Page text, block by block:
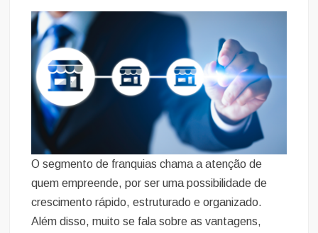
O segmento de franquias chama a atenção de
quem empreende, por ser uma possibilidade de
crescimento rápido, estruturado e organizado.
Além disso, muito se fala sobre as vantagens,